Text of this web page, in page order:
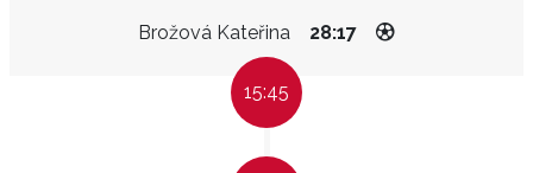
Brožová Kateřina 28:17
15:45